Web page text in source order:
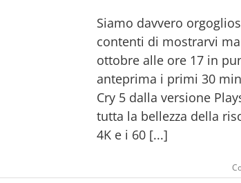
Siamo davvero
contenti di mostrarvi
ottobre alle ore 17 in
anteprima i primi 30
Cry 5 dalla versione
tutta la bellezza della
4K e i 60 [...]